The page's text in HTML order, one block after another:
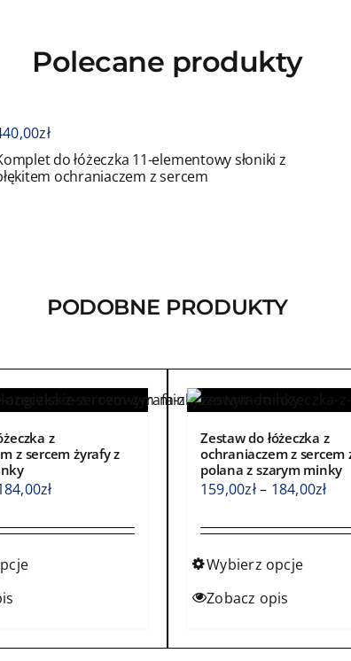
Polecane produkty
zł
do łóżeczka 11-elementowy słoniki z
ochraniaczem z sercem
PODOBNE PRODUKTY
z
z sercem żyrafy z
złZakres
od
Zestaw do łóżeczka z
ochraniaczem z sercem
polana z szarym minky
159,00zł– 184,00zł
od
Wybierz opcje
Ten
Zobacz opis